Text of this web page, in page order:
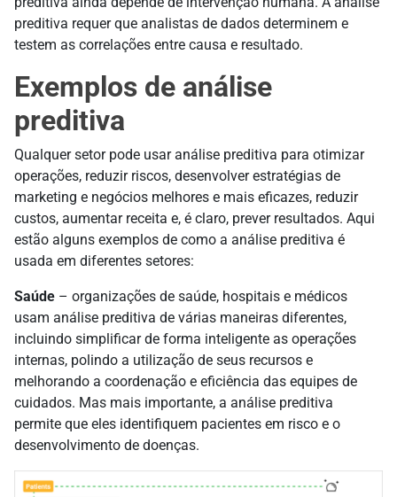
preditiva requer que analistas de dados determinem e
testem as correlações entre causa e resultado.
Exemplos de análise
preditiva
Qualquer setor pode usar análise preditiva para otimizar
operações, reduzir riscos, desenvolver estratégias de
marketing e negócios melhores e mais eficazes, reduzir
custos, aumentar receita e, é claro, prever resultados. Aqui
estão alguns exemplos de como a análise preditiva é
usada em diferentes setores:
Saúde – organizações de saúde, hospitais e médicos
usam análise preditiva de várias maneiras diferentes,
incluindo simplificar de forma inteligente as operações
internas, polindo a utilização de seus recursos e
melhorando a coordenação e eficiência das equipes de
cuidados. Mas mais importante, a análise preditiva
permite que eles identifiquem pacientes em risco e o
desenvolvimento de doenças.